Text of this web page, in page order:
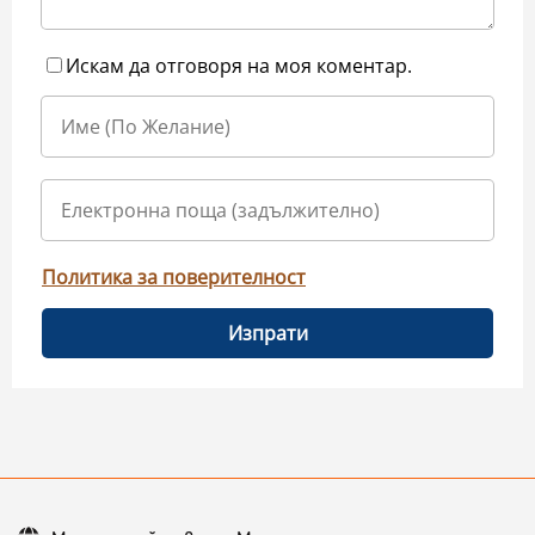
Искам да отговоря на моя коментар.
Политика за поверителност
Изпрати